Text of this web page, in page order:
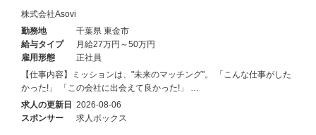
株式会社Asovi
勤務地
千葉県 東金市
給与タイプ
月給27万円～50万円
雇用形態
正社員
【仕事内容】ミッションは、"未来のマッチング"。 「こんな仕事がした
かった!」 「この会社に出会えて良かった!」 …
求人の更新日 2026-08-06
スポンサー
求人ボックス